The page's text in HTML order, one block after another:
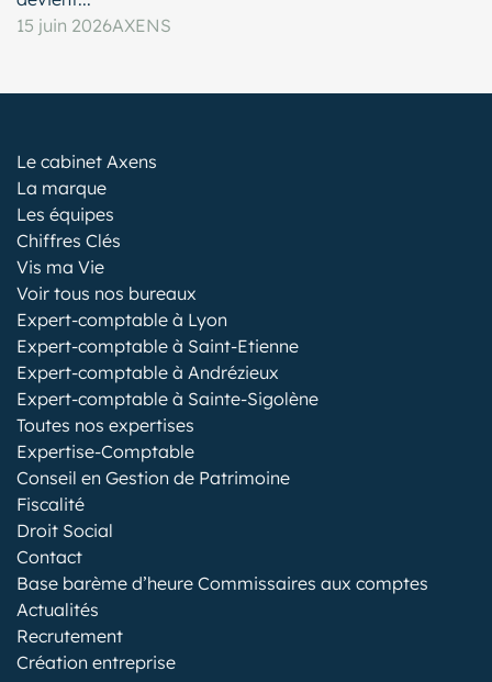
15 juin 2026AXENS
Le cabinet Axens
La marque
Les équipes
Chiffres Clés
Vis ma Vie
Voir tous nos bureaux
Expert-comptable à Lyon
Expert-comptable à Saint-Etienne
Expert-comptable à Andrézieux
Expert-comptable à Sainte-Sigolène
Toutes nos expertises
Expertise-Comptable
Conseil en Gestion de Patrimoine
Fiscalité
Droit Social
Contact
Base barème d’heure Commissaires aux comptes
Actualités
Recrutement
Création entreprise